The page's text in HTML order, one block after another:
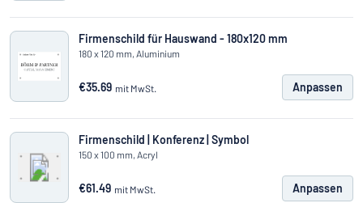
Firmenschild für Hauswand - 180x120 mm
180 x 120 mm, Aluminium
€35.69 mit MwSt. Anpassen
Firmenschild | Konferenz | Symbol
150 x 100 mm, Acryl
€61.49 mit MwSt. Anpassen